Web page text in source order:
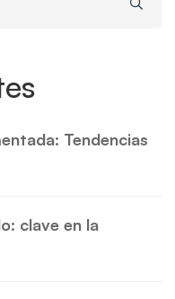
Tendencias
clave en la